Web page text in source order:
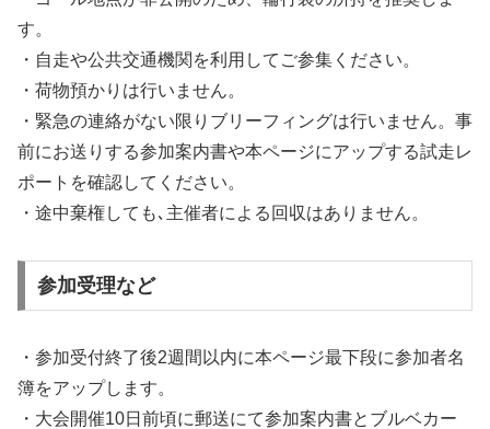
す。
・自走や公共交通機関を利用してご参集ください。
・荷物預かりは行いません。
・緊急の連絡がない限りブリーフィングは行いません。事
前にお送りする参加案内書や本ページにアップする試走レ
ポートを確認してください。
・途中棄権しても､主催者による回収はありません。
参加受理など
・参加受付終了後2週間以内に本ページ最下段に参加者名
簿をアップします。
・大会開催10日前頃に郵送にて参加案内書とブルベカー